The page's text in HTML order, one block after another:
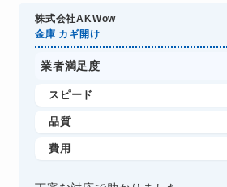
株式会社AKWow
金庫 カギ開け
業者満足度
スピード
品質
費用